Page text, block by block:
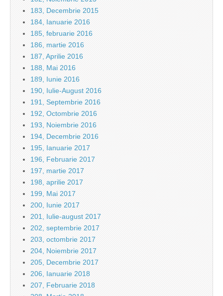
183, Decembrie 2015
184, Ianuarie 2016
185, februarie 2016
186, martie 2016
187, Aprilie 2016
188, Mai 2016
189, Iunie 2016
190, Iulie-August 2016
191, Septembrie 2016
192, Octombrie 2016
193, Noiembrie 2016
194, Decembrie 2016
195, Ianuarie 2017
196, Februarie 2017
197, martie 2017
198, aprilie 2017
199, Mai 2017
200, Iunie 2017
201, Iulie-august 2017
202, septembrie 2017
203, octombrie 2017
204, Noiembrie 2017
205, Decembrie 2017
206, Ianuarie 2018
207, Februarie 2018